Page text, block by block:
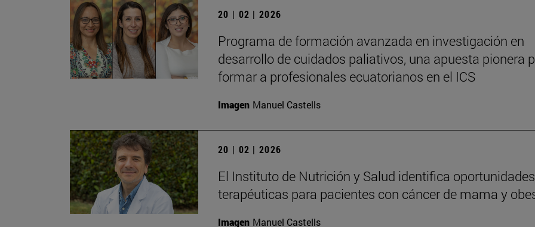
20 | 02 | 2026
Programa de formación avanzada en investigación en
desarrollo de cuidados paliativos, una apuesta pionera
formar a profesionales ecuatorianos en el ICS
Imagen Manuel Castells
20 | 02 | 2026
El Instituto de Nutrición y Salud identifica oportunidades
terapéuticas para pacientes con cáncer de mama y
Imagen Manuel Castells